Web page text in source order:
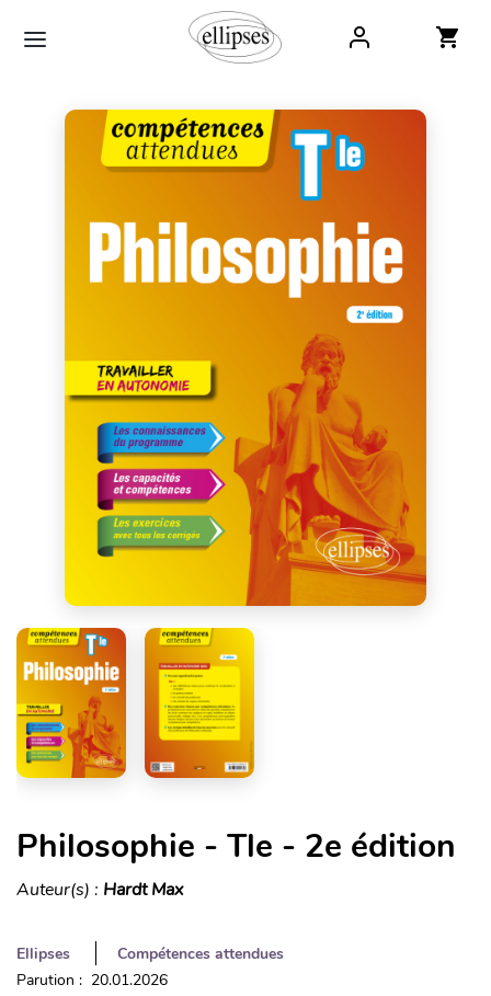
Philosophie - Tle - 2e édition
Auteur(s) : Hardt Max
Ellipses
Compétences attendues
Parution : 20.01.2026